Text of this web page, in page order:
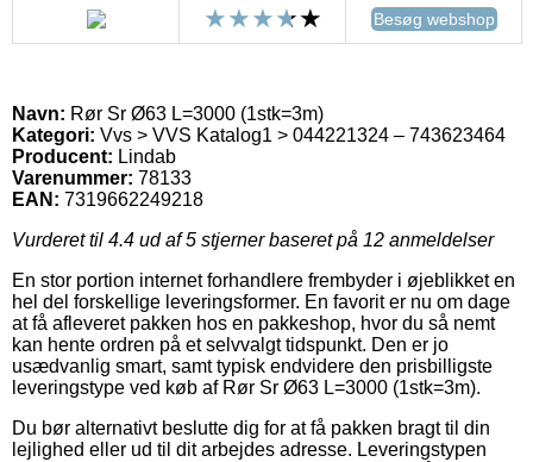
Besøg webshop
Navn: Rør Sr Ø63 L=3000 (1stk=3m)
Kategori: Vvs > VVS Katalog1 > 044221324 – 743623464
Producent: Lindab
Varenummer: 78133
EAN: 7319662249218
Vurderet til 4.4 ud af 5 stjerner baseret på 12 anmeldelser
En stor portion internet forhandlere frembyder i øjeblikket en
hel del forskellige leveringsformer. En favorit er nu om dage
at få afleveret pakken hos en pakkeshop, hvor du så nemt
kan hente ordren på et selvvalgt tidspunkt. Den er jo
usædvanlig smart, samt typisk endvidere den prisbilligste
leveringstype ved køb af Rør Sr Ø63 L=3000 (1stk=3m).
Du bør alternativt beslutte dig for at få pakken bragt til din
lejlighed eller ud til dit arbejdes adresse. Leveringstypen